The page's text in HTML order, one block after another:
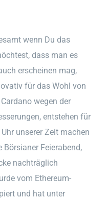
wenn Du das
dass man es
erscheinen mag,
für das Wohl von
wegen der
entstehen für
unserer Zeit machen
Feierabend,
nachträglich
vom Ethereum-
und hat unter